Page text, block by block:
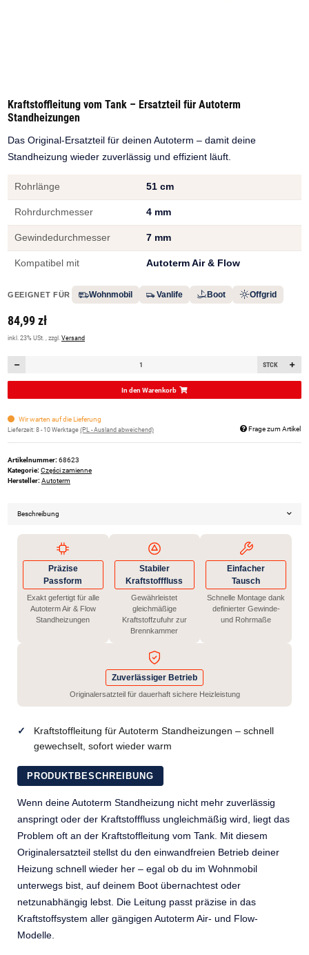
Kraftstoffleitung vom Tank – Ersatzteil für Autoterm
Standheizungen
Das Original-Ersatzteil für deinen Autoterm – damit deine
Standheizung wieder zuverlässig und effizient läuft.
Rohrlänge 51 cm
Rohrdurchmesser 4 mm
Gewindedurchmesser 7 mm
Kompatibel mit Autoterm Air & Flow
GEEIGNET FÜR Wohnmobil Vanlife Boot Offgrid
84,99 zł
inkl. 23% USt. , zzgl. Versand
STCK
In den Warenkorb
Wir warten auf die Lieferung
Lieferzeit: 8 - 10 Werktage (PL - Ausland abweichend) Frage zum Artikel
Artikelnummer: 68623
Kategorie: Części zamienne
Hersteller: Autoterm
Beschreibung
Präzise
Passform
Exakt gefertigt für alle
Autoterm Air & Flow
Standheizungen
Stabiler
Kraftstofffluss
Gewährleistet
gleichmäßige
Kraftstoffzufuhr zur
Brennkammer
Einfacher
Tausch
Schnelle Montage dank
definierter Gewinde-
und Rohrmaße
Zuverlässiger Betrieb
Originalersatzteil für dauerhaft sichere Heizleistung
Kraftstoffleitung für Autoterm Standheizungen – schnell
gewechselt, sofort wieder warm
PRODUKTBESCHREIBUNG
Wenn deine Autoterm Standheizung nicht mehr zuverlässig
anspringt oder der Kraftstofffluss ungleichmäßig wird, liegt das
Problem oft an der Kraftstoffleitung vom Tank. Mit diesem
Originalersatzteil stellst du den einwandfreien Betrieb deiner
Heizung schnell wieder her – egal ob du im Wohnmobil
unterwegs bist, auf deinem Boot übernachtest oder
netzunabhängig lebst. Die Leitung passt präzise in das
Kraftstoffsystem aller gängigen Autoterm Air- und Flow-
Modelle.